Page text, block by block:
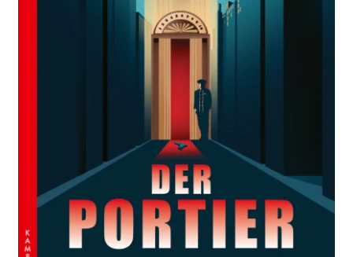
WEITERE VERLAGE